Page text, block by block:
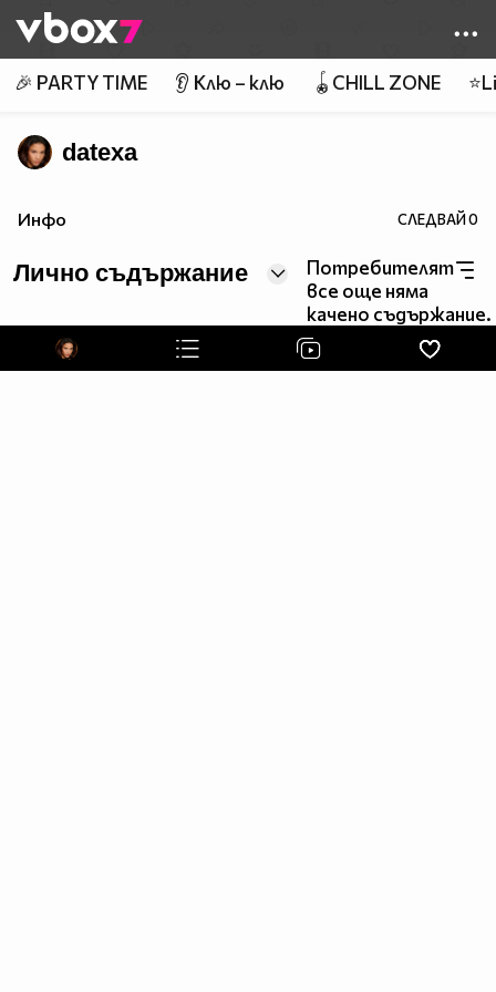
👾
🎉 PARTY TIME 👂 Клю – клю 🪀CHILL ZONE
datexa
Инфо СЛЕДВАЙ0
Лично съдържание
Потребителят
все още няма
качено съдържание.